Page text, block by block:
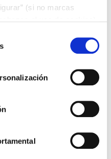
(si no marcas